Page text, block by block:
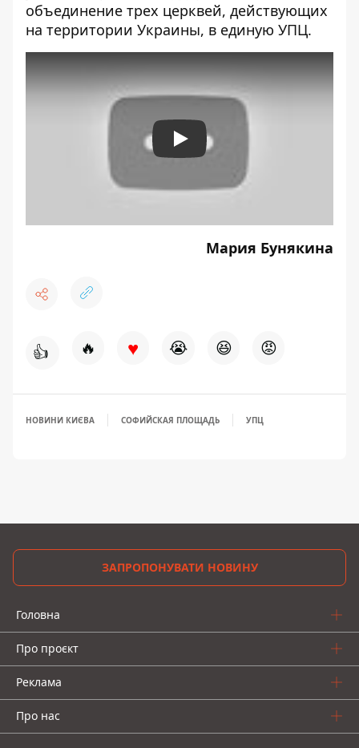
объединение трех церквей, действующих
на территории Украины, в единую УПЦ.
Play
Мария Бунякина
👍 🔥 ♥ 😭 😆 😡
НОВИНИ КИЄВА СОФИЙСКАЯ ПЛОЩАДЬ УПЦ
ЗАПРОПОНУВАТИ НОВИНУ
Головна
Про проєкт
Реклама
Про нас